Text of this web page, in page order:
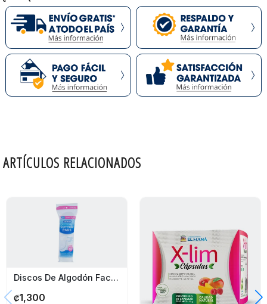
ARTÍCULOS RELACIONADOS
Discos De Algodón Facial Apro 100 Unidades
₡1,300